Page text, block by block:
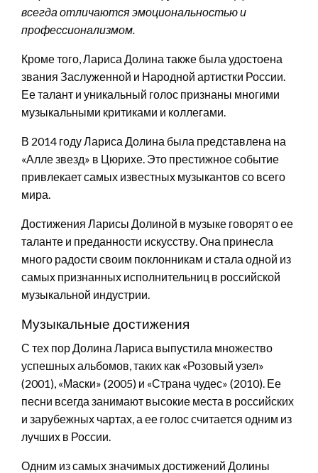
всегда отличаются эмоциональностью и
профессионализмом.
Кроме того, Лариса Долина также была удостоена
звания Заслуженной и Народной артистки России.
Ее талант и уникальный голос признаны многими
музыкальными критиками и коллегами.
В 2014 году Лариса Долина была представлена на
«Алле звезд» в Цюрихе. Это престижное событие
привлекает самых известных музыкантов со всего
мира.
Достижения Ларисы Долиной в музыке говорят о ее
таланте и преданности искусству. Она принесла
много радости своим поклонникам и стала одной из
самых признанных исполнительниц в российской
музыкальной индустрии.
Музыкальные достижения
С тех пор Долина Лариса выпустила множество
успешных альбомов, таких как «Розовый узел»
(2001), «Маски» (2005) и «Страна чудес» (2010). Ее
песни всегда занимают высокие места в российских
и зарубежных чартах, а ее голос считается одним из
лучших в России.
Одним из самых значимых достижений Долины